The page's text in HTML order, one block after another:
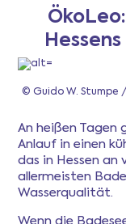
© Guido W. Stumpe
An heißen Tagen
Anlauf in einen
das in Hessen an
allermeisten
Wasserqualität.
Wenn die